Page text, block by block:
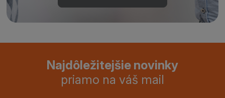
Najdôležitejšie novinky
priamo na váš mail